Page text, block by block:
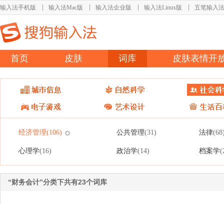
输入法手机版 输入法Mac版 输入法企业版 输入法Linux版 五笔输入法
首页 皮肤 词库 皮肤表情开
经济管理(106) 公共管理(31) 法律
心理学(16) 政治学(14) 档案学
“财务会计”分类下共有23个词库